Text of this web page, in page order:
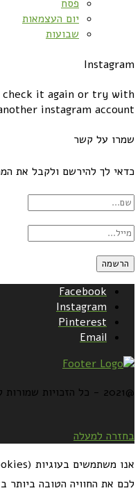
פסח
יום העצמאות
שבועות
Instagram
check it again or try with
instagram account.
שמרו על קשר
כדאי לך להירשם ולקבל את
Facebook
Instagram
Pinterest
Email
@2021 - כל הזכויות שמורות למירב גביש | ביצוע
בחזרה למעלה
לכם את החוויה הטובה